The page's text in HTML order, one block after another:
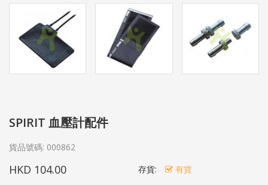
SPIRIT 血壓計配件
貨品號碼: 000862
HKD 104.00 存貨: 有貨